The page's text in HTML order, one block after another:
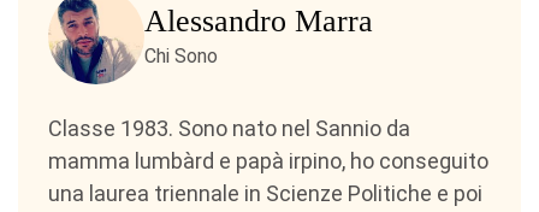
Alessandro Marra
Chi Sono
Classe 1983. Sono nato nel Sannio da
mamma lumbàrd e papà irpino, ho conseguito
una laurea triennale in Scienze Politiche e poi